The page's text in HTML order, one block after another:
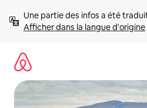
directement
Afficher dans la langue d'origine